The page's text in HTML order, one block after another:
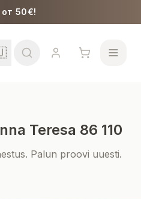
50€!
Teresa 86 110
Palun proovi uuesti.